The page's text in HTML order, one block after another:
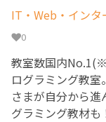
IT・Web・インタ
0
教室数国内
ログラミング教
さまが自分から
グラミング教材も